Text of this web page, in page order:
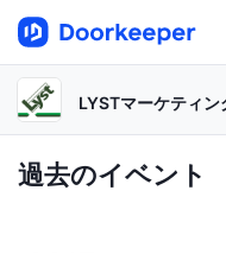
LYSTマーケティン
過去のイベント